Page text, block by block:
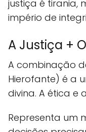
justiça é tirania,
império de
A Justiça +
A combinação
Hierofante) é a
divina. A ética e
Representa um